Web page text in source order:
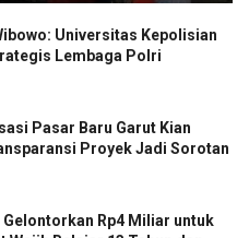
Universitas Kepolisian
Lembaga Polri
Pasar Baru Garut Kian
Proyek Jadi Sorotan
Rp4 Miliar untuk